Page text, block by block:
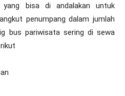
bisa di andalakan untuk
penumpang dalam jumlah
bus pariwisata sering di sewa